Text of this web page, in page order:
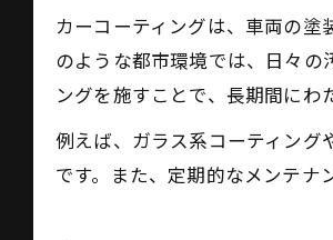
カーコーティングは、車両の
のような都市環境では、日々の
ングを施すことで、長期間にわ
例えば、ガラス系コーティング
です。また、定期的なメンテナ